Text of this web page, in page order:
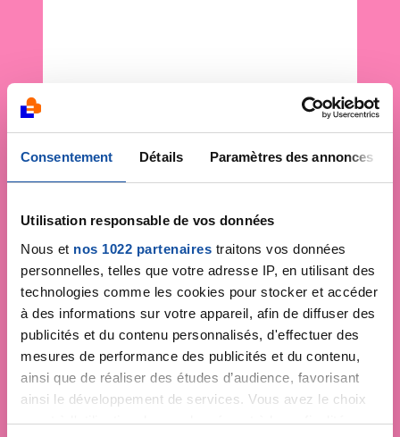
Consentement Détails Paramètres des annonces
Utilisation responsable de vos données
Nous et nos 1022 partenaires traitons vos données
personnelles, telles que votre adresse IP, en utilisant des
technologies comme les cookies pour stocker et accéder
à des informations sur votre appareil, afin de diffuser des
publicités et du contenu personnalisés, d'effectuer des
mesures de performance des publicités et du contenu,
ainsi que de réaliser des études d’audience, favorisant
ainsi le développement de services. Vous avez le choix
quant à l'utilisation de vos données et à leurs finalités.